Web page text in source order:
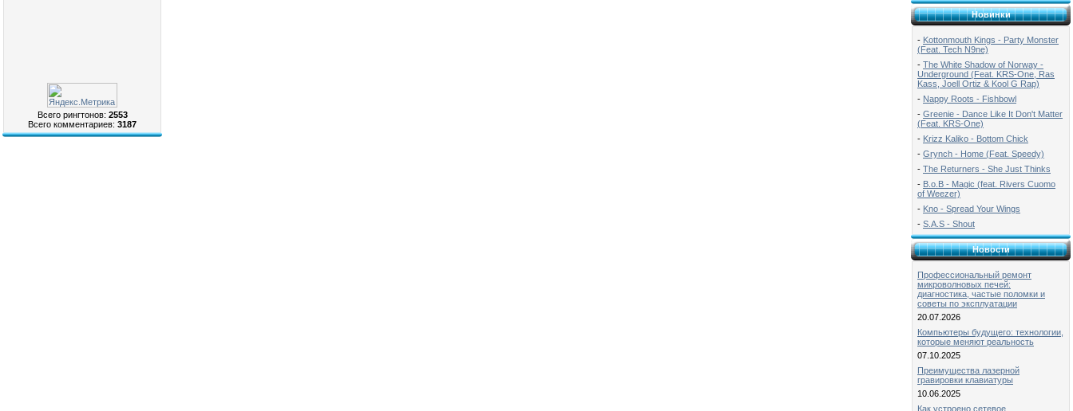
Всего рингтонов: 2553
Всего комментариев: 3187
Новинки
- Kottonmouth Kings - Party Monster
(Feat. Tech N9ne)
- The White Shadow of Norway -
Underground (Feat. KRS-One, Ras
Kass, Joell Ortiz & Kool G Rap)
- Nappy Roots - Fishbowl
- Greenie - Dance Like It Don't Matter
(Feat. KRS-One)
- Krizz Kaliko - Bottom Chick
- Grynch - Home (Feat. Speedy)
- The Returners - She Just Thinks
- B.o.B - Magic (feat. Rivers Cuomo
of Weezer)
- Kno - Spread Your Wings
- S.A.S - Shout
Новости
Профессиональный ремонт
микроволновых печей:
диагностика, частые поломки и
советы по эксплуатации
20.07.2026
Компьютеры будущего: технологии,
которые меняют реальность
07.10.2025
Преимущества лазерной
гравировки клавиатуры
10.06.2025
Как устроено сетевое